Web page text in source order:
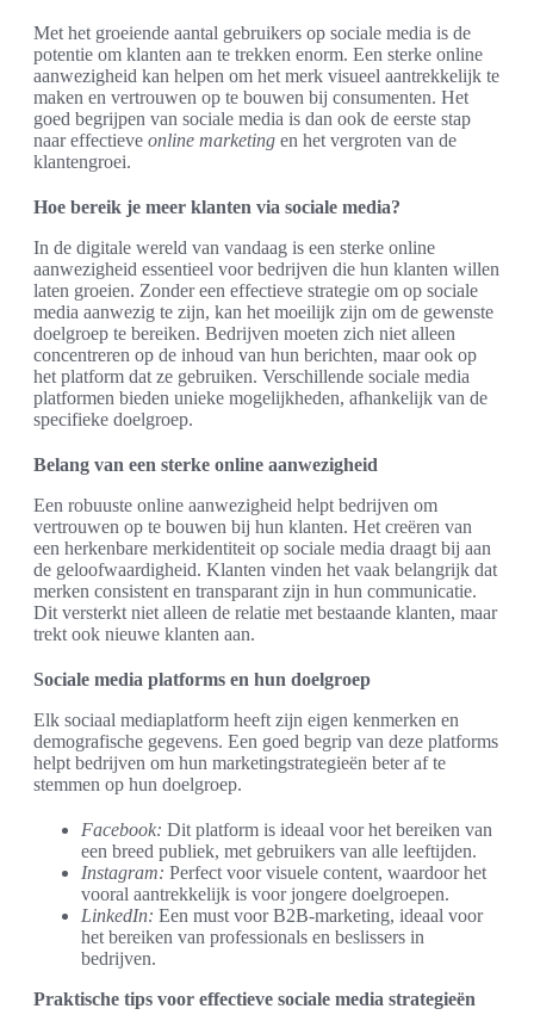
Met het groeiende aantal gebruikers op sociale media is de
potentie om klanten aan te trekken enorm. Een sterke online
aanwezigheid kan helpen om het merk visueel aantrekkelijk te
maken en vertrouwen op te bouwen bij consumenten. Het
goed begrijpen van sociale media is dan ook de eerste stap
naar effectieve online marketing en het vergroten van de
klantengroei.
Hoe bereik je meer klanten via sociale media?
In de digitale wereld van vandaag is een sterke online
aanwezigheid essentieel voor bedrijven die hun klanten willen
laten groeien. Zonder een effectieve strategie om op sociale
media aanwezig te zijn, kan het moeilijk zijn om de gewenste
doelgroep te bereiken. Bedrijven moeten zich niet alleen
concentreren op de inhoud van hun berichten, maar ook op
het platform dat ze gebruiken. Verschillende sociale media
platformen bieden unieke mogelijkheden, afhankelijk van de
specifieke doelgroep.
Belang van een sterke online aanwezigheid
Een robuuste online aanwezigheid helpt bedrijven om
vertrouwen op te bouwen bij hun klanten. Het creëren van
een herkenbare merkidentiteit op sociale media draagt bij aan
de geloofwaardigheid. Klanten vinden het vaak belangrijk dat
merken consistent en transparant zijn in hun communicatie.
Dit versterkt niet alleen de relatie met bestaande klanten, maar
trekt ook nieuwe klanten aan.
Sociale media platforms en hun doelgroep
Elk sociaal mediaplatform heeft zijn eigen kenmerken en
demografische gegevens. Een goed begrip van deze platforms
helpt bedrijven om hun marketingstrategieën beter af te
stemmen op hun doelgroep.
Facebook: Dit platform is ideaal voor het bereiken van
een breed publiek, met gebruikers van alle leeftijden.
Instagram: Perfect voor visuele content, waardoor het
vooral aantrekkelijk is voor jongere doelgroepen.
LinkedIn: Een must voor B2B-marketing, ideaal voor
het bereiken van professionals en beslissers in
bedrijven.
Praktische tips voor effectieve sociale media strategieën